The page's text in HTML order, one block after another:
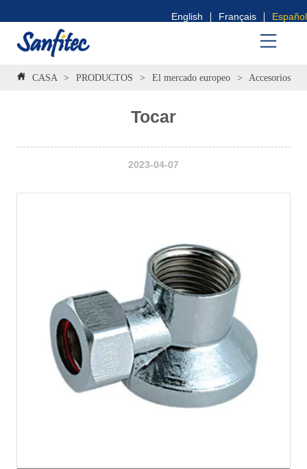
English Français Español
CASA > PRODUCTOS > El mercado europeo > Accesorios de
Tocar
2023-04-07